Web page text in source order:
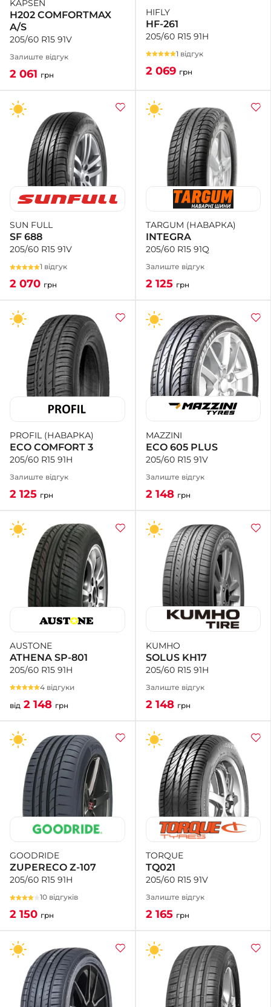
KAPSEN
H202 COMFORTMAX
A/S
205/60 R15 91V
Залиште відгук
2 061 грн
HIFLY
HF-261
205/60 R15 91H
1 відгук
2 069 грн
SUN FULL
SF 688
205/60 R15 91V
1 відгук
2 070 грн
TARGUM (НАВАРКА)
INTEGRA
205/60 R15 91Q
Залиште відгук
2 125 грн
PROFIL (НАВАРКА)
ECO COMFORT 3
205/60 R15 91H
Залиште відгук
2 125 грн
MAZZINI
ECO 605 PLUS
205/60 R15 91V
Залиште відгук
2 148 грн
AUSTONE
ATHENA SP-801
205/60 R15 91H
4 відгуки
від 2 148 грн
KUMHO
SOLUS KH17
205/60 R15 91H
Залиште відгук
2 148 грн
GOODRIDE
ZUPERECO Z-107
205/60 R15 91H
10 відгуків
2 150 грн
TORQUE
TQ021
205/60 R15 91V
Залиште відгук
2 165 грн